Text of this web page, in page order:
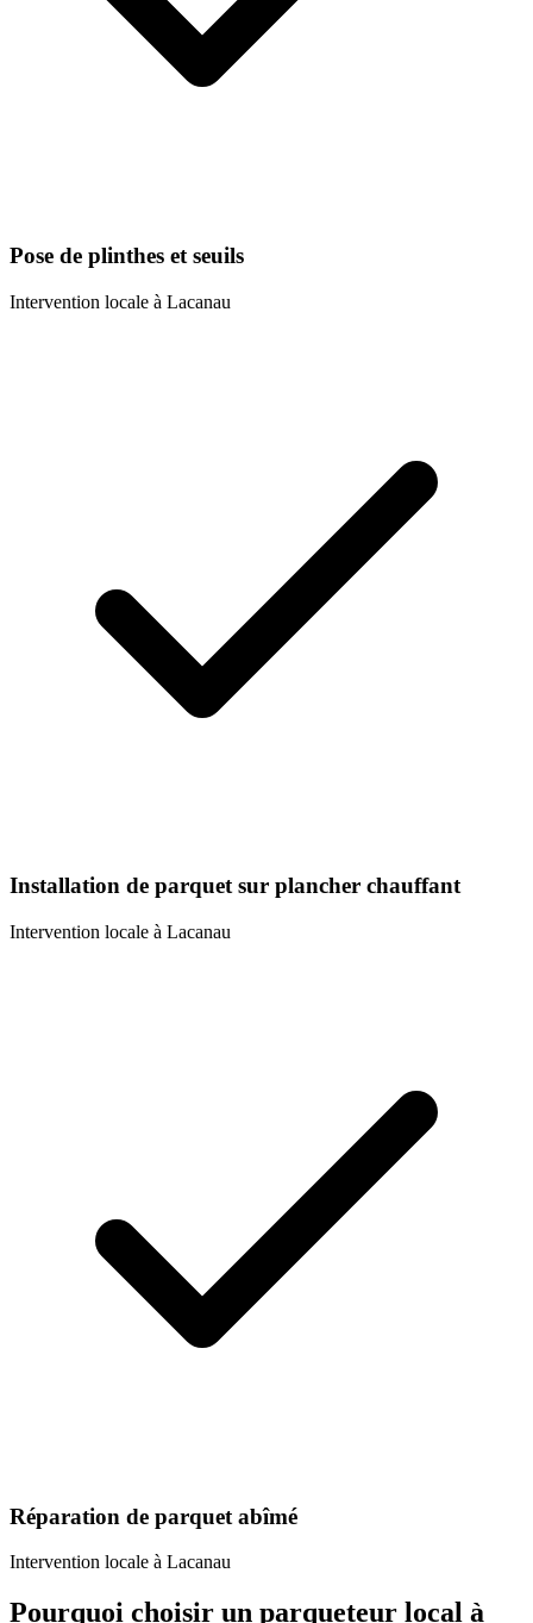
Pose de plinthes et seuils
Intervention locale à Lacanau
Installation de parquet sur plancher chauffant
Intervention locale à Lacanau
Réparation de parquet abîmé
Intervention locale à Lacanau
Pourquoi choisir un parqueteur local à